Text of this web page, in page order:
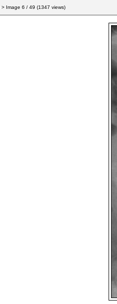
> Image 6 / 49 (1347 views)